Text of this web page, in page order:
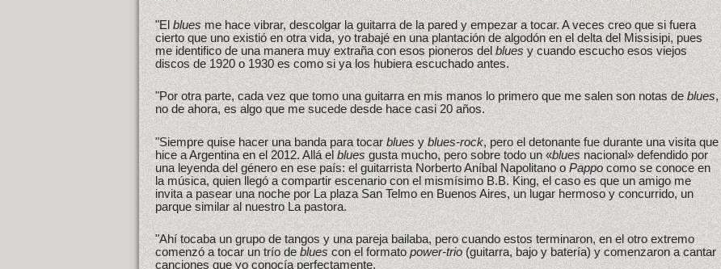
"El blues me hace vibrar, descolgar la guitarra de la pared y empezar a tocar. A veces creo que si fuera
cierto que uno existió en otra vida, yo trabajé en una plantación de algodón en el delta del Missisipi, pues
me identifico de una manera muy extraña con esos pioneros delbluesy cuando escucho esos viejos
discos de 1920 o 1930 es como si ya los hubiera escuchado antes.
"Por otra parte, cada vez que tomo una guitarra en mis manos lo primero que me salen son notas deblues,
no de ahora, es algo que me sucede desde hace casi 20 años.
"Siempre quise hacer una banda para tocarbluesyblues-rock, pero el detonante fue durante una visita que
hice a Argentina en el 2012. Allá elblues gusta mucho, pero sobre todo un «blues nacional» defendido por
una leyenda del género en ese país: el guitarrista Norberto Aníbal Napolitano oPappocomo se conoce en
la música, quien llegó a compartir escenario con el mismísimo B.B. King, el caso es que un amigo me
invita a pasear una noche por La plaza San Telmo en Buenos Aires, un lugar hermoso y concurrido, un
parque similar al nuestro La pastora.
"Ahí tocaba un grupo de tangos y una pareja bailaba, pero cuando estos terminaron, en el otro extremo
comenzó a tocar un trío debluescon el formatopower-trio(guitarra, bajo y batería) y comenzaron a cantar
canciones que yo conocía perfectamente.